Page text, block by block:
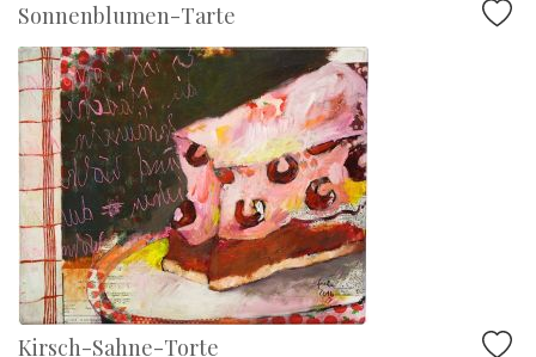
Sonnenblumen-Tarte
Kirsch-Sahne-Torte